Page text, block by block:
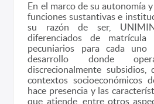
En el marco de su autonomía
funciones sustantivas e
su razón de ser,
diferenciados de
pecuniarios para cada
desarrollo donde
discrecionalmente
contextos socioeconómicos
hace presencia y las
que atiende, entre otros